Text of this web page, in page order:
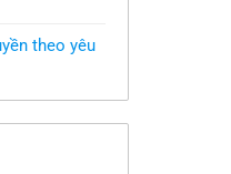
theo yêu